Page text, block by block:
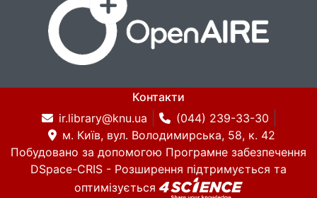
Контакти
ir.library@knu.ua
(044) 239-33-30
м. Київ, вул. Володимирська, 58, к. 42
Побудовано за допомогою Програмне забезпечення
DSpace-CRIS - Розширення підтримується та
оптимізується